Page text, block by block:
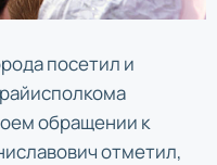
посетил и
обращении к
отметил,